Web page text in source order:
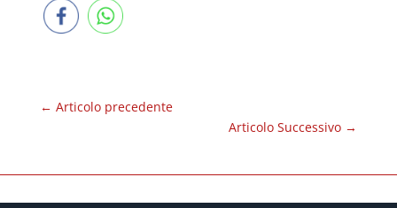
← Articolo precedente
Articolo Successivo →